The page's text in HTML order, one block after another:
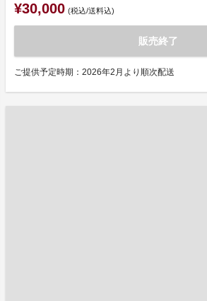
¥30,000 (税込/送料込)
販売終了
ご提供予定時期：2026年2月より順次配送